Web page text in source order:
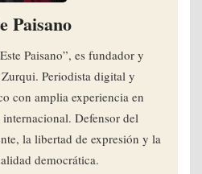
Paisano
Paisano”, es fundador y
Periodista digital y
con amplia experiencia en
Defensor del
la libertad de expresión y la
democrática.